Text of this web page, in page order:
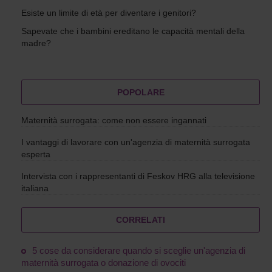
Esiste un limite di età per diventare i genitori?
Sapevate che i bambini ereditano le capacità mentali della
madre?
POPOLARE
Maternità surrogata: come non essere ingannati
I vantaggi di lavorare con un'agenzia di maternità surrogata
esperta
Intervista con i rappresentanti di Feskov HRG alla televisione
italiana
CORRELATI
5 cose da considerare quando si sceglie un'agenzia di
maternità surrogata o donazione di ovociti